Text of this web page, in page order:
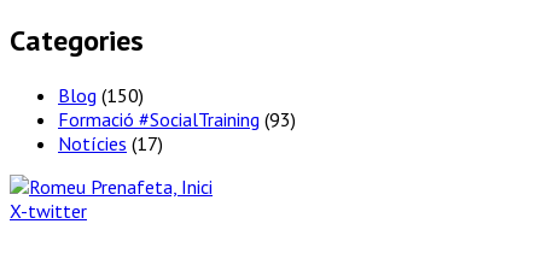
Categories
Blog (150)
Formació #SocialTraining (93)
Notícies (17)
X-twitter